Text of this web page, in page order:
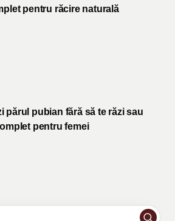
pentru răcire naturală
părul pubian fără să te răzi sau
pentru femei